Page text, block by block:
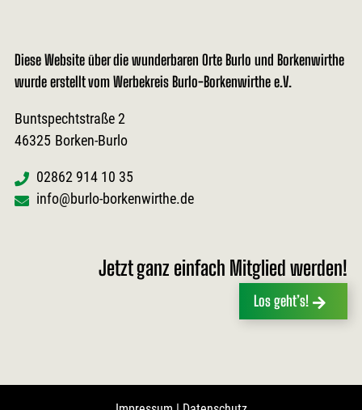
Diese Website über die wunderbaren Orte Burlo und Borkenwirthe
wurde erstellt vom Werbekreis Burlo-Borkenwirthe e.V.
Buntspechtstraße 2
46325 Borken-Burlo
02862 914 10 35
info@burlo-borkenwirthe.de
Jetzt ganz einfach Mitglied werden!
Los geht’s!